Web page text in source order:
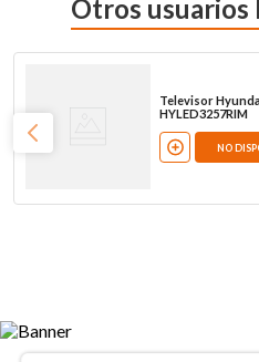
Otros usuarios
Televisor
HYLED3257RIM
NO